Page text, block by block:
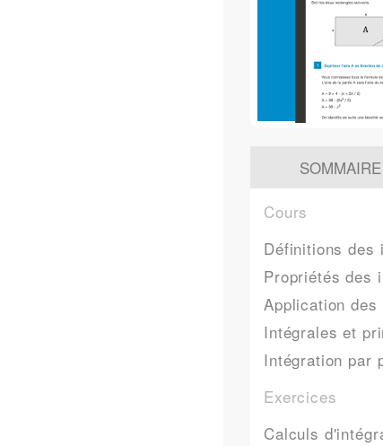
Cours
Définitions des
Propriétés des
Application des
Intégrales et
Intégration par
Exercices
Calculs